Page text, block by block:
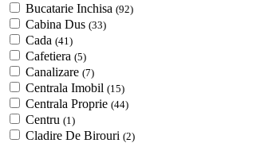
Bucatarie Inchisa (92)
Cabina Dus (33)
Cada (41)
Cafetiera (5)
Canalizare (7)
Centrala Imobil (15)
Centrala Proprie (44)
Centru (1)
Cladire De Birouri (2)